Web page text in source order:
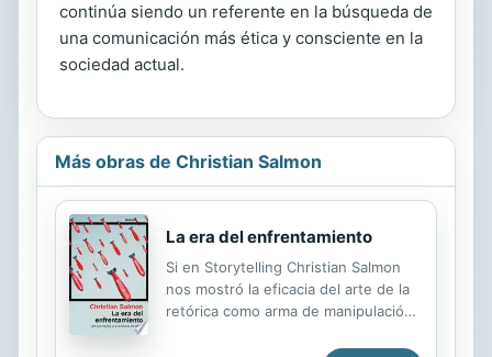
continúa siendo un referente en la búsqueda de
una comunicación más ética y consciente en la
sociedad actual.
Más obras de Christian Salmon
La era del enfrentamiento
Si en Storytelling Christian Salmon
nos mostró la eficacia del arte de la
retórica como arma de manipulación